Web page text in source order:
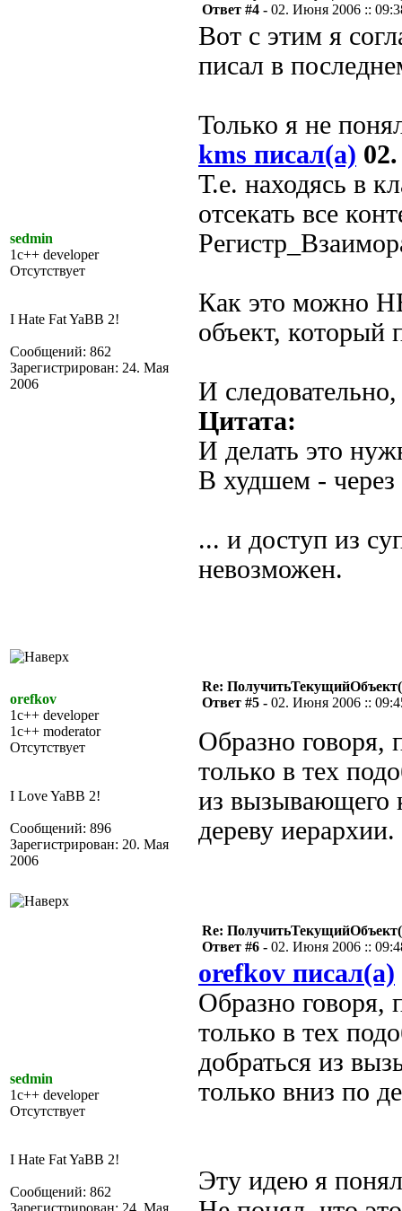
sedmin
1c++ developer
Отсутствует
I Hate Fat YaBB 2!
Сообщений: 862
Зарегистрирован: 24. Мая
2006
Ответ #4 - 02. Июня 2006 ::
Вот с этим я
писал в
Только я не
kms писал(а)
Т.е. находясь в
отсекать все
Как это можно
объект, который
И
Цитата:
И делать это
В худшем - через
... и доступ из
невозможен.
orefkov
1c++ developer
1c++ moderator
Отсутствует
I Love YaBB 2!
Сообщений: 896
Зарегистрирован: 20. Мая
2006
Re:
Ответ #5 - 02. Июня 2006 ::
Образно говоря,
только в тех
из вызывающего
дереву иерархии.
sedmin
1c++ developer
Отсутствует
I Hate Fat YaBB 2!
Сообщений: 862
Зарегистрирован: 24. Мая
Re:
Ответ #6 - 02. Июня 2006 ::
orefkov писал(а)
Образно говоря,
только в тех
добраться из
только вниз по
Эту идею я